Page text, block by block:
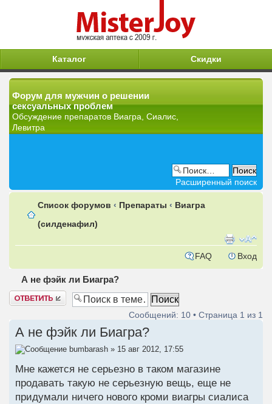
Каталог Скидки
Форум для мужчин о решении
сексуальных проблем
Обсуждение препаратов Виагра, Сиалис,
Левитра
Расширенный поиск
Список форумов ‹ Препараты ‹ Виагра
(силденафил)
FAQ Вход
А не фэйк ли Биагра?
Ответить
Сообщений: 10 • Страница 1 из 1
А не фэйк ли Биагра?
bumbarash » 15 авг 2012, 17:55
Мне кажется не серьезно в таком магазине
продавать такую не серьезную вещь, еще не
придумали ничего нового кроми виагры сиалиса